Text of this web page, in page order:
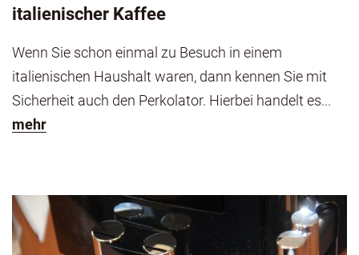
italienischer Kaffee
Wenn Sie schon einmal zu Besuch in einem
italienischen Haushalt waren, dann kennen Sie mit
Sicherheit auch den Perkolator. Hierbei handelt es...
mehr